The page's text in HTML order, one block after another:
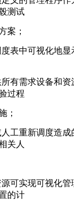
测试
案；
表中可视化地
有需求设备和
过程
；
工重新调度造
关人
可实现可视化管
的计